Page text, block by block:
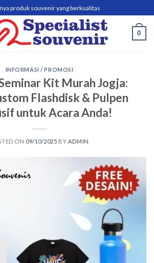
produk souvenir yang berkualitas
0
INFORMASI / PROMOSI
Kit Murah Jogja:
Flashdisk & Pulpen
untuk Acara Anda!
ON 09/10/2025 BY ADMIN